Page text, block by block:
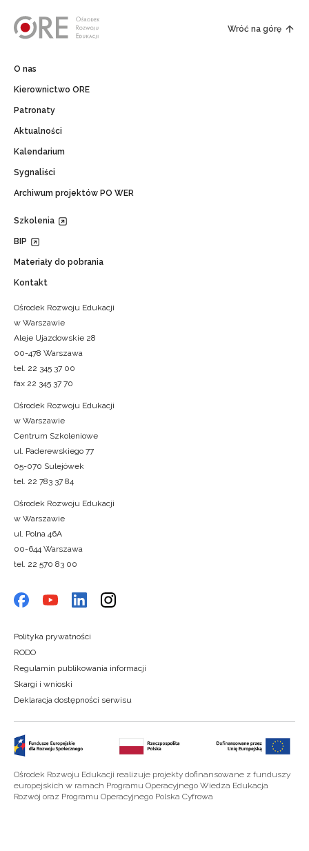
Wróć na górę
O nas
Kierownictwo ORE
Patronaty
Aktualności
Kalendarium
Sygnaliści
Archiwum projektów PO WER
Szkolenia
BIP
Materiały do pobrania
Kontakt
Ośrodek Rozwoju Edukacji
w Warszawie
Aleje Ujazdowskie 28
00-478 Warszawa
tel. 22 345 37 00
fax 22 345 37 70
Ośrodek Rozwoju Edukacji
w Warszawie
Centrum Szkoleniowe
ul. Paderewskiego 77
05-070 Sulejówek
tel. 22 783 37 84
Ośrodek Rozwoju Edukacji
w Warszawie
ul. Polna 46A
00-644 Warszawa
tel. 22 570 83 00
Polityka prywatności
RODO
Regulamin publikowania informacji
Skargi i wnioski
Deklaracja dostępności serwisu
Ośrodek Rozwoju Edukacji realizuje projekty dofinansowane z funduszy
europejskich w ramach Programu Operacyjnego Wiedza Edukacja
Rozwój oraz Programu Operacyjnego Polska Cyfrowa